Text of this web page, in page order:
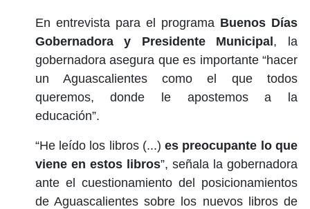
En entrevista para el programa Buenos Días
Gobernadora y Presidente Municipal, la
gobernadora asegura que es importante “hacer
un Aguascalientes como el que todos
queremos, donde le apostemos a la
educación”.
“He leído los libros (...)es preocupante lo que
viene en estos libros”, señala la gobernadora
ante el cuestionamiento del posicionamientos
de Aguascalientes sobre los nuevos libros de